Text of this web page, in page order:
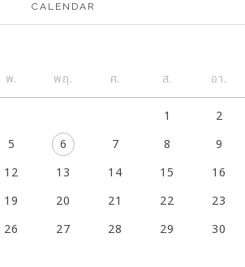
CALENDAR
พ. พฤ. ศ. ส. อา.
1
2
5 6 7 8
9
12 13 14 15
16
19 20 21 22
23
26 27 28 29
30